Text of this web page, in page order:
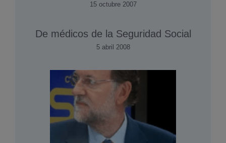
15 octubre 2007
De médicos de la Seguridad Social
5 abril 2008